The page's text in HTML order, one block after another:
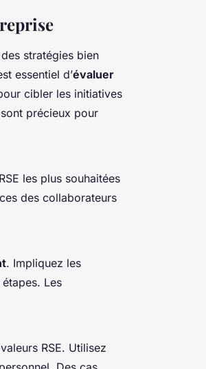
stratégies bien
essentiel d’évaluer
cibler les initiatives
précieux pour
les plus souhaitées
des collaborateurs
. Impliquez les
Les
RSE. Utilisez